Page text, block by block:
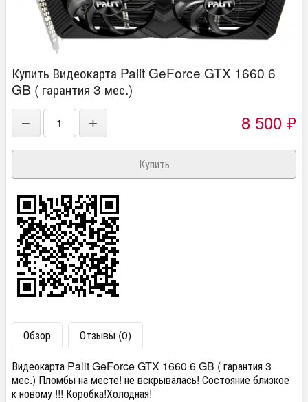
Купить Видеокарта Palit GeForce GTX 1660 6
GB ( гарантия 3 мес.)
− + 8 500 ₽
Обзор
Отзывы (0)
Видеокарта Palit GeForce GTX 1660 6 GB ( гарантия 3
мес.) Пломбы на месте! не вскрывалась! Состояние близкое
к новому !!! Коробка!Холодная!